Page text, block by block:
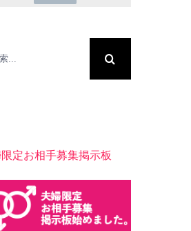
定お相手募集掲示板